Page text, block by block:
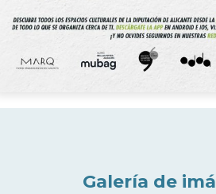
Galería de